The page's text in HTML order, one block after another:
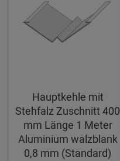
Hauptkehle mit
Stehfalz Zuschnitt 400
mm Länge 1 Meter
Aluminium walzblank
0,8 mm (Standard)